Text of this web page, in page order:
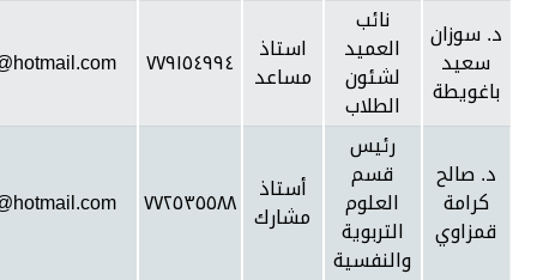
د. سوزان
سعيد
باغويطة
نائب
العميد
لشئون
الطلاب
استاذ
مساعد ٧٧٩١٥٤٩٩٤
د. صالح
كرامة
قمزاوي
رئيس
قسم
العلوم
التربوية
والنفسية
أستاذ
مشارك ٧٧٢٥٣٥٥٨٨